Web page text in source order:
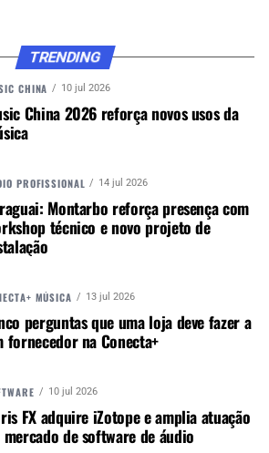
nomes como Art Show
Baquetas Alba, Basso Straps —
Suportes, Giannini, Casio,
Kadosh, Equipo, Lyco, Royal
Novità Music, Taigar System,
Dreamer, C.Ibañez, Mahá,
Sound, Tecniforte Cables,
Datrel Periféricos.
até fizeram uma parceria com a
para os convidados. Com o
já se espera a segunda
de 2018.
TRENDING
CHINA 10 jul 2026
China 2026 reforça novos usos da
PROFISSIONAL 14 jul 2026
Montarbo reforça presença com
técnico e novo projeto de
MÚSICA 13 jul 2026
perguntas que uma loja deve fazer a
fornecedor na Conecta+
10 jul 2026
FX adquire iZotope e amplia atuação
de software de áudio